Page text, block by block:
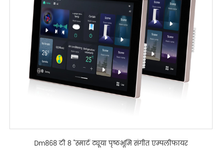
Dm868 टी 8 "स्मार्ट ट्यूया पृष्ठभूमि संगीत एम्पलीफायर